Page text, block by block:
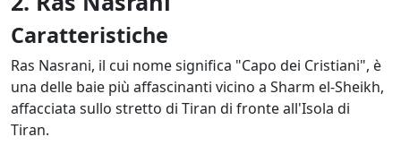
Caratteristiche
Ras Nasrani, il cui nome significa "Capo dei Cristiani", è
una delle baie più affascinanti vicino a Sharm el-Sheikh,
affacciata sullo stretto di Tiran di fronte all'Isola di
Tiran.